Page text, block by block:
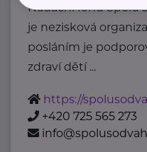
Nadační fond Spolu
je nezisková
posláním je
zdraví dětí ...
https://
+420 725 565 273